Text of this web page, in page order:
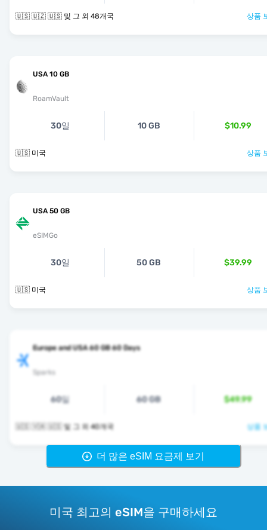
🇺🇸 🇺🇿 🇺🇸 및 그 외 48개국 상품
USA 10 GB
RoamVault
30일 10 GB $10.99
🇺🇸 미국 상품
USA 50 GB
eSIMGo
30일 50 GB $39.99
🇺🇸 미국 상품
Europe and USA 60 GB 60 Days
Sparks
60일 60 GB $49.99
🇺🇸 🇻🇦 🇺🇸 및 그 외 40개국 상품
더 많은 eSIM 요금제 보기
미국 최고의 eSIM을 구매하세요